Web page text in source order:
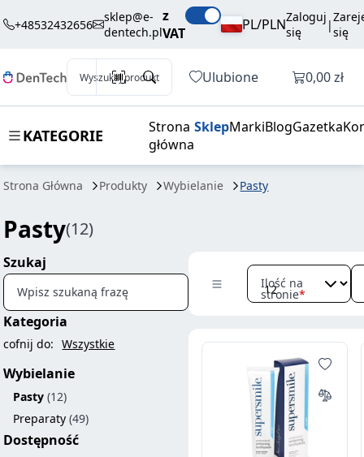
+48532432656
sklep@e-
dentech.pl
z
VAT
PL/PLNZaloguj
się
|się
Wyszukaj produkt Ulubione Otwórz
0,00 zł
KATEGORIE
Strona
główna
SklepMarkiBlogGazetka
Strona Główna Produkty Wybielanie Pasty
Pasty(12)
Szukaj
Wpisz szukaną frazę
Kategoria
cofnij do: Wszystkie
Wybielanie
Pasty (12)
Preparaty (49)
Dostępność
Ilość na
stronie